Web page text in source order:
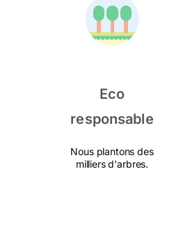
Eco
responsable
Nous plantons des
milliers d'arbres.